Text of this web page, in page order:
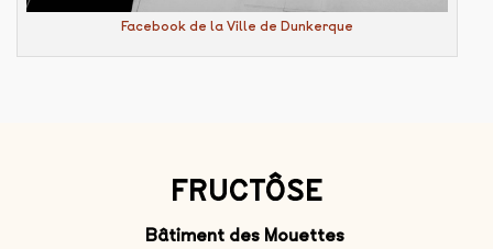
Facebook de la Ville de Dunkerque
FRUCTÔSE
Bâtiment des Mouettes